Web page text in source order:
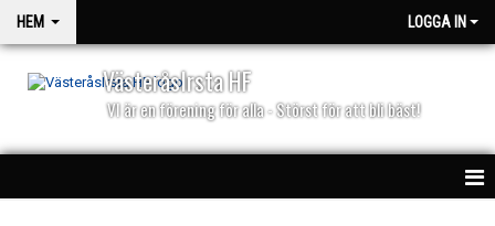
HEM LOGGA IN
VästeråsIrsta HF
VI är en förening för alla - Störst för att bli bäst!